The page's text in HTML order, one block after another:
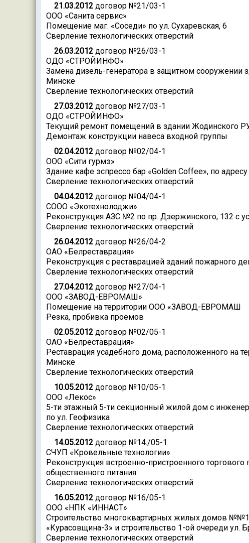
21.03.2012 договор №21/03-1
ООО «Санита сервис»
Помещение маг. «Соседи» по ул. Сухаревская, 6
Сверление технологических отверстий
26.03.2012 договор №26/03-1
ОДО «СТРОЙИНФО»
Замена дизель-генератора в защитном сооружении
Минске
Сверление технологических отверстий
27.03.2012 договор №27/03-1
ОДО «СТРОЙИНФО»
Текущий ремонт помещений в здании Жодинского
Демонтаж конструкции навеса входной группы
02.04.2012 договор №02/04-1
ООО «Сити гурмэ»
Здание кафе эспрессо бар «Golden Coffee», по
Сверление технологических отверстий
04.04.2012 договор №04/04-1
СООО «Экотехнолоджи»
Реконструкция АЗС №2 по пр. Дзержинского, 132 с
Сверление технологических отверстий
26.04.2012 договор №26/04-2
ОАО «Белреставрация»
Реконструкция с реставрацией зданий пожарного
Сверление технологических отверстий
27.04.2012 договор №27/04-1
ООО «ЗАВОД-ЕВРОМАШ»
Помещение на территории ООО «ЗАВОД-ЕВРОМАШ
Резка, пробивка проемов
02.05.2012 договор №02/05-1
ОАО «Белреставрация»
Реставрация усадебного дома, расположенного на
Минске
Сверление технологических отверстий
10.05.2012 договор №10/05-1
ООО «Лекос»
5-ти этажный 5-ти секционный жилой дом с
по ул. Геофизика
Сверление технологических отверстий
14.05.2012 договор №14./05-1
СЧУП «Кровельные технологии»
Реконструкция встроенно-пристроенного
общественного питания
Сверление технологических отверстий
16.05.2012 договор №16/05-1
ООО «НПК «ИННАСТ»
Строительство многоквартирных жилых домов
«Курасовщина-3» и строительство 1-ой очереди
Сверление технологических отверстий